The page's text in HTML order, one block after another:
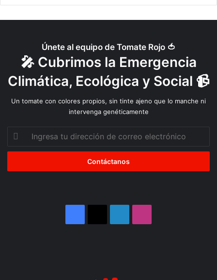
Únete al equipo de Tomate Rojo 🍅
🎤 Cubrimos la Emergencia
Climática, Ecológica y Social 📹
Un tomate con colores propios, sin tinte ajeno que lo manche ni
intervenga genéticamente
Ingresa
dirección
correo